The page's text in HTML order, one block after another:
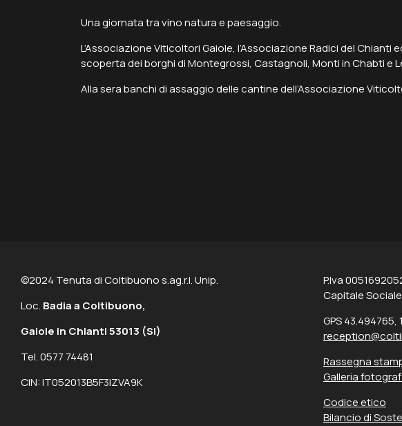
Una giornata tra vino natura e paesaggio.
L’Associazione Viticoltori Gaiole, l’Associazione Radici del Chianti
scoperta dei borghi di Montegrossi, Castagnoli, Monti in Chabti
Alla sera banchi di assaggio delle cantine dell’Associazione
©2024 Tenuta di Coltibuono s.ag.r.l. Unip.
Loc. Badia a Coltibuono,
Gaiole in Chianti 53013 (SI)
Tel. 0577 74481
CIN: IT052013B5F3IZVA9K
P.Iva
Capitale
GPS 43.494765,
Rassegna
Galleria
Codice etico
Bilancio di